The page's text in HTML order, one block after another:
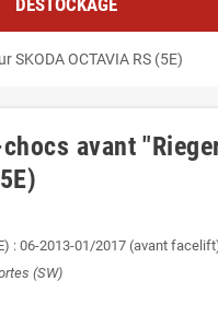
DESTOCKAGE
SKODA OCTAVIA RS (5E)
avant
: 06-2013-01/2017 (avant
(SW)